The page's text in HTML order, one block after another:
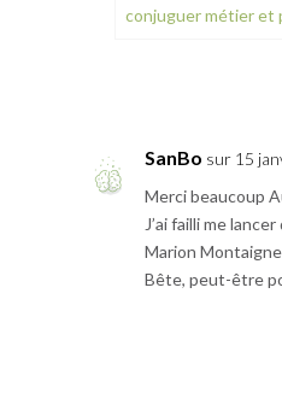
conjuguer métier et
SanBo sur 15
Merci beaucoup
J’ai failli me
Marion
Bête, peut-être